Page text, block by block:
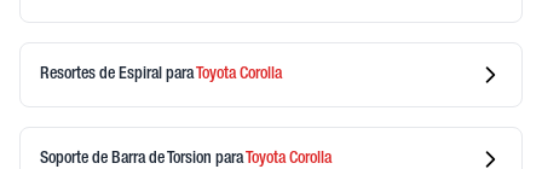
Resortes de Espiral paraToyotaCorolla
Soporte de Barra de Torsion paraToyotaCorolla